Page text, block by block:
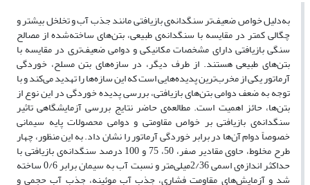
به‌دلیل خواص ضعیف‌تر سنگدانه‌ی بازیافتی مانند جذب آب و تخلخل بیشتر و
چگالی کمتر در مقایسه با سنگدانه‌ی طبیعی، بتن‌های ساخته‌شده از مصالح
سنگی بازیافتی دارای مشخصات مکانیکی و دوامی ضعیف‌تری در مقایسه با
بتن‌های طبیعی هستند. از طرف دیگر، در سازه‌های بتن مسلح، خوردگی
آرماتور یکی از مخرب‌ترین پدیده‌هایی است که این سازه‌ها را تهدید می‌کند و با
توجه به ضعف دوامی بتن‌های بازیافتی، بررسی پدیده خوردگی در این نوع از
بتن‌ها، حائز اهمیت است. مطالعه‌ی حاضر نتایج بررسی آزمایشگاهی تاثیر
سنگدانه‌ی بازیافتی بر خواص مقاومتی و دوامی محصولات پایه سیمانی
خصوصاً دوام آن‌ها در برابر خوردگی آرماتور را نشان داد. به این منظور، چهار
طرح مخلوط، حاوی مقادیر صفر، 50، 75 و 100 درصد سنگدانه‌ی بازیافتی با
حداکثر اندازه‌ی اسمی 2/36میلی‌متر و نسبت آب به سیمان برابر 0/6 ساخته
شد و آزمایش‌های مقاومت فشاری، جذب آب موئینه، جذب آب حجمی و